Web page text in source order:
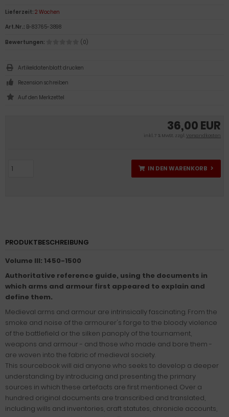
36,00 EUR
inkl. 7 % MwSt. zzgl.Versandkosten
IN DEN WARENKORB
Lieferzeit: 2 Wochen
Art.Nr.: B-83765-3898
Bewertungen:
(0)
Artikeldatenblatt drucken
Rezension schreiben
PRODUKTBESCHREIBUNG
Volume III: 1450-1500
Authoritative reference guide, using the documents in
which arms and armour first appeared to explain and
define them.
Medieval arms and armour are intrinsically fascinating. From the
smoke and noise of the armourer's forge to the bloody violence
of the battlefield or the silken panoply of the tournament,
weapons and armour - and those who made and bore them -
are woven into the fabric of medieval society.
This sourcebook will aid anyone who seeks to develop a deeper
understanding by introducing and presenting the primary
sources in which these artefacts are first mentioned. Over a
hundred original documents are transcribed and translated,
including wills and inventories, craft statutes, chronicle accounts,